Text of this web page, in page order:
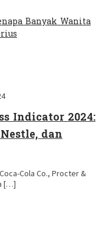
Banyak Wanita
Indicator 2024:
dan
Cola Co., Procter &
[…]